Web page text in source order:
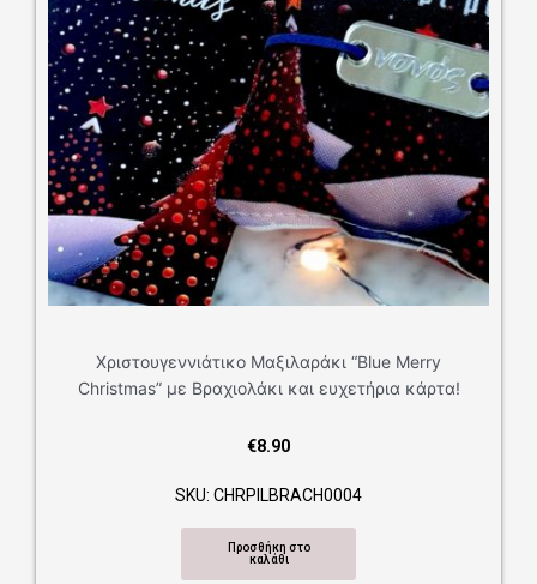
Μαξιλαράκι “Blue Merry
Βραχιολάκι και ευχετήρια κάρτα!
CHRPILBRACH0004